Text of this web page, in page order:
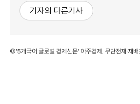
기자의 다른기사
©'5개국어 글로벌 경제신문' 아주경제. 무단전재·재배